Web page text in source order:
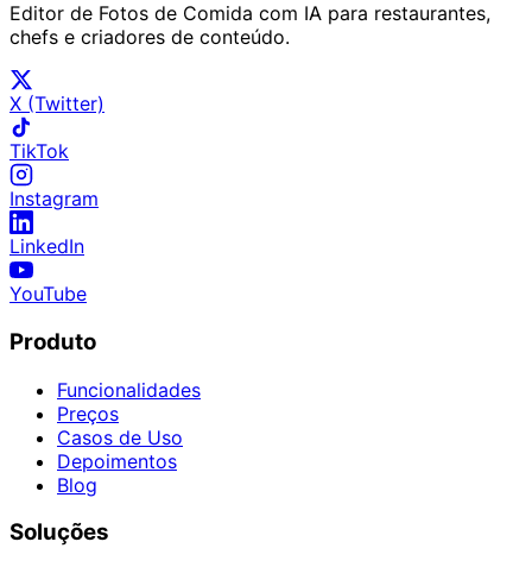
Editor de Fotos de Comida com IA para restaurantes,
chefs e criadores de conteúdo.
X (Twitter)
TikTok
Instagram
LinkedIn
YouTube
Produto
Funcionalidades
Preços
Casos de Uso
Depoimentos
Blog
Soluções